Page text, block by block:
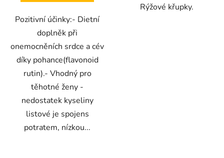
Pozitivní účinky:- Dietní
doplněk při
onemocněních srdce a cév
díky pohance(flavonoid
rutin).- Vhodný pro
těhotné ženy -
nedostatek kyseliny
listové je spojens
potratem, nízkou...
Rýžové křupky.